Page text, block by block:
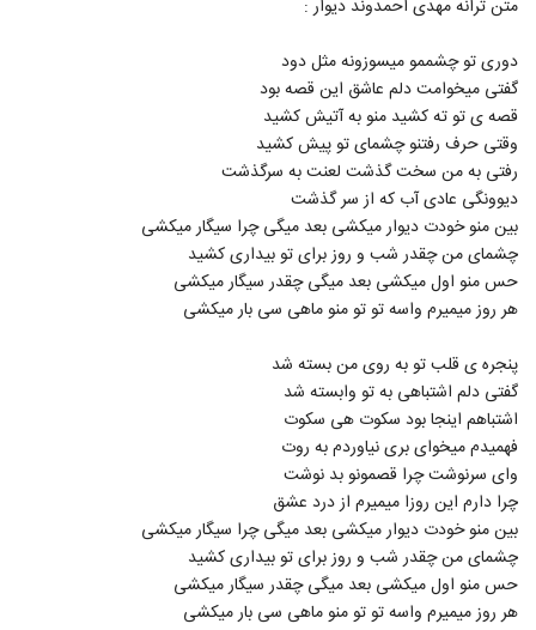
137
۵,۰۴۶ بازدید
138
دانلود آهنگ دی جی مو مو تولد (رمیکس)
(DJ MOMO Tavalod Remix)
۶,۰۷۴ بازدید
139
آهنگ باشه از مجید اصلاحی(پاپ)
۱,۲۵۳ بازدید
140
دانلود آهنگ فاتح نورایی عزیزم چته
۱,۰۹۲ بازدید
141
Band Khaastam)
۱,۷۰۸ بازدید
142
دانلود آهنگ وحید یگانه سن منیم سن
۱,۹۷۵ بازدید
متن ترانه مهدی احمدوند دیوار :
دوری تو چشممو میسوزونه مثل دود
گفتی میخوامت دلم عاشق این قصه بود
قصه ی تو ته کشید منو به آتیش کشید
وقتی حرف رفتنو چشمای تو پیش کشید
رفتی به من سخت گذشت لعنت به سرگذشت
دیوونگی عادی آب که از سر گذشت
بین منو خودت دیوار میکشی بعد میگی چرا سیگار میکشی
چشمای من چقدر شب و روز برای تو بیداری کشید
حس منو اول میکشی بعد میگی چقدر سیگار میکشی
هر روز میمیرم واسه تو تو منو ماهی سی بار میکشی
پنجره ی قلب تو به روی من بسته شد
گفتی دلم اشتباهی به تو وابسته شد
اشتباهم اینجا بود سکوت هی سکوت
فهمیدم میخوای بری نیاوردم به روت
وای سرنوشت چرا قصمونو بد نوشت
چرا دارم این روزا میمیرم از درد عشق
بین منو خودت دیوار میکشی بعد میگی چرا سیگار میکشی
چشمای من چقدر شب و روز برای تو بیداری کشید
حس منو اول میکشی بعد میگی چقدر سیگار میکشی
هر روز میمیرم واسه تو تو منو ماهی سی بار میکشی